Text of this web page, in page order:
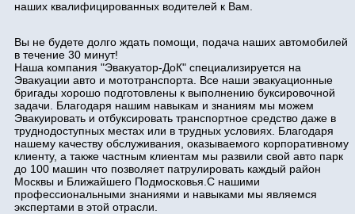
наших квалифицированных водителей к Вам.
Вы не будете долго ждать помощи, подача наших автомобилей
в течение 30 минут!
Наша компания "Эвакуатор-ДоК" специализируется на
Эвакуации авто и мототранспорта. Все наши эвакуационные
бригады хорошо подготовлены к выполнению буксировочной
задачи. Благодаря нашим навыкам и знаниям мы можем
Эвакуировать и отбуксировать транспортное средство даже в
труднодоступных местах или в трудных условиях. Благодаря
нашему качеству обслуживания, оказываемого корпоративному
клиенту, а также частным клиентам мы развили свой авто парк
до 100 машин что позволяет патрулировать каждый район
Москвы и Ближайшего Подмосковья.С нашими
профессиональными знаниями и навыками мы являемся
экспертами в этой отрасли.